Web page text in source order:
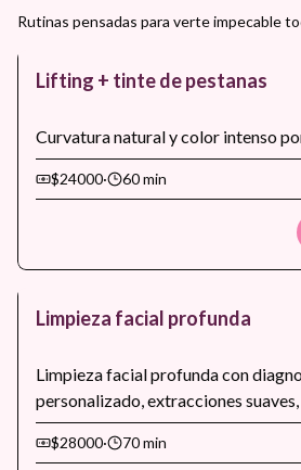
Rutinas pensadas para verte impecable
Lifting + tinte de pestanas
Curvatura natural y color intenso
$24000· 60 min
Limpieza facial profunda
Limpieza facial profunda con
personalizado, extracciones
controlada, hidratacion intensiva y
mejorar textura, luminosidad y
$28000· 70 min